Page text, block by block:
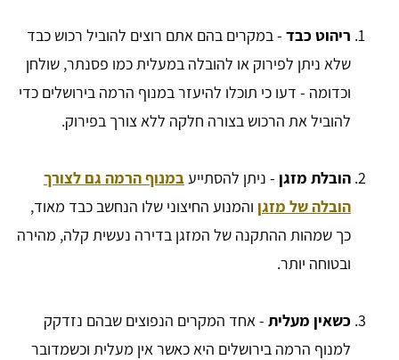
ריהוט כבד - במקרים בהם אתם רוצים להוביל רכוש כבד
שלא ניתן לפירוק או להובלה במעלית כמו פסנתר, שולחן
וכדומה - דעו כי תוכלו להיעזר במנוף הרמה בירושלים כדי
להוביל את הרכוש בצורה חלקה ללא צורך בפירוק.
הובלת מזגן - ניתן להסתייעבמנוף הרמה גם לצורך
הובלה של מזגן והמנוע החיצוני שלו הנחשב כבד מאוד,
כך שמהות ההתקנה של המזגן בדירה נעשית קלה, מהירה
ובטוחה יותר.
כשאין מעלית - אחד המקרים הנפוצים שבהם נזדקק
למנוף הרמה בירושלים היא כאשר אין מעלית וכשמדובר